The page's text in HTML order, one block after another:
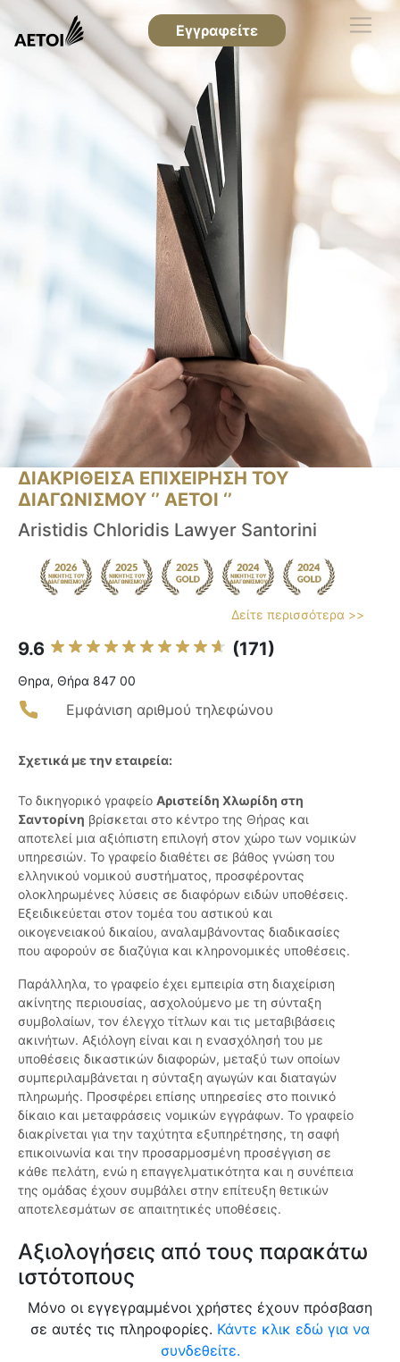
Εγγραφείτε
ΔΙΑΚΡΙΘΕΙΣΑ ΕΠΙΧΕΙΡΗΣΗ ΤΟΥ
ΔΙΑΓΩΝΙΣΜΟΥ ‘’ ΑΕΤΟΙ ‘’
Aristidis Chloridis Lawyer Santorini
Δείτε περισσότερα >>
9.6 (171)
Θηρα, Θήρα 847 00
Εμφάνιση αριθμού τηλεφώνου
Σχετικά με την εταιρεία:
Το δικηγορικό γραφείο Αριστείδη Χλωρίδη στη
Σαντορίνη βρίσκεται στο κέντρο της Θήρας και
αποτελεί μια αξιόπιστη επιλογή στον χώρο των νομικών
υπηρεσιών. Το γραφείο διαθέτει σε βάθος γνώση του
ελληνικού νομικού συστήματος, προσφέροντας
ολοκληρωμένες λύσεις σε διαφόρων ειδών υποθέσεις.
Εξειδικεύεται στον τομέα του αστικού και
οικογενειακού δικαίου, αναλαμβάνοντας διαδικασίες
που αφορούν σε διαζύγια και κληρονομικές υποθέσεις.
Παράλληλα, το γραφείο έχει εμπειρία στη διαχείριση
ακίνητης περιουσίας, ασχολούμενο με τη σύνταξη
συμβολαίων, τον έλεγχο τίτλων και τις μεταβιβάσεις
ακινήτων. Αξιόλογη είναι και η ενασχόλησή του με
υποθέσεις δικαστικών διαφορών, μεταξύ των οποίων
συμπεριλαμβάνεται η σύνταξη αγωγών και διαταγών
πληρωμής. Προσφέρει επίσης υπηρεσίες στο ποινικό
δίκαιο και μεταφράσεις νομικών εγγράφων. Το γραφείο
διακρίνεται για την ταχύτητα εξυπηρέτησης, τη σαφή
επικοινωνία και την προσαρμοσμένη προσέγγιση σε
κάθε πελάτη, ενώ η επαγγελματικότητα και η συνέπεια
της ομάδας έχουν συμβάλει στην επίτευξη θετικών
αποτελεσμάτων σε απαιτητικές υποθέσεις.
Αξιολογήσεις από τους παρακάτω
ιστότοπους
Μόνο οι εγγεγραμμένοι χρήστες έχουν πρόσβαση
σε αυτές τις πληροφορίες. Κάντε κλικ εδώ για να
συνδεθείτε.